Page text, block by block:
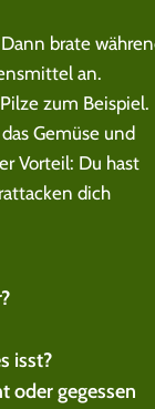
brate
an.
zum Beispiel.
Gemüse und
Vorteil: Du hast
dich
isst?
oder gegessen